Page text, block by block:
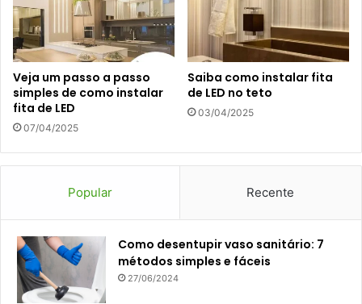
Veja um passo a passo
simples de como instalar
fita de LED
07/04/2025
Saiba como instalar fita
de LED no teto
03/04/2025
Popular Recente
Como desentupir vaso sanitário: 7
métodos simples e fáceis
27/06/2024